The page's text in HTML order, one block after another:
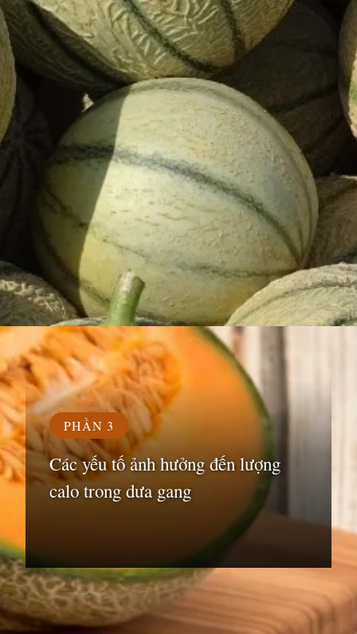
Đang mở
PHẦN 3
Các yếu tố ảnh hưởng đến lượng
calo trong dưa gang